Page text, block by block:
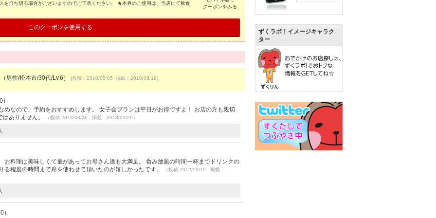
打ち切る場合がございますのでご了承ください。 ★本券のご使用は、当店にて飲食
クーポンをみる
このクーポンを使用する
男性/松本市/30代/Lv.6） (投稿：2010/05/05 掲載：2010/08/19)
めなので、予約をおすすめします。 女子会プランは平日がお得ですよ！ お店の方も親切
ありません。
（投稿:2013/03/26 掲載：2013/03/26）
お料理は美味しくて量があってお母さん達も大満足。 呑み放題の時間一杯までドリンクの
程度の時間まで席を使わせて頂いたのが嬉しかったです。
（投稿:2012/09/19 掲載：
ずくラボ！イメージキャラク
ター